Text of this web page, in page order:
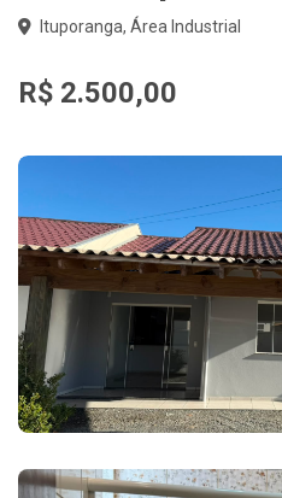
Ituporanga, Área Industrial
R$ 2.500,00